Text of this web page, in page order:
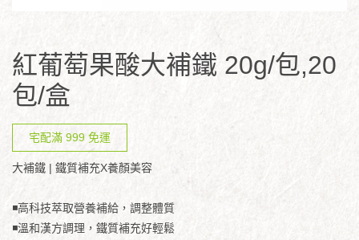
紅葡萄果酸大補鐵 20g/包,20
包/盒
宅配滿 999 免運
大補鐵 | 鐵質補充X養顏美容
◾高科技萃取營養補給，調整體質
◾溫和漢方調理，鐵質補充好輕鬆